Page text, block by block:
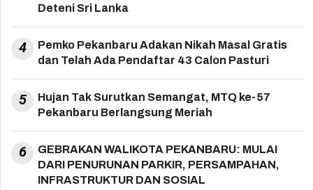
Deteni Sri Lanka
4
Pemko Pekanbaru Adakan Nikah Masal Gratis
dan Telah Ada Pendaftar 43 Calon Pasturi
5
Hujan Tak Surutkan Semangat, MTQ ke-57
Pekanbaru Berlangsung Meriah
6
GEBRAKAN WALIKOTA PEKANBARU: MULAI
DARI PENURUNAN PARKIR, PERSAMPAHAN,
INFRASTRUKTUR DAN SOSIAL